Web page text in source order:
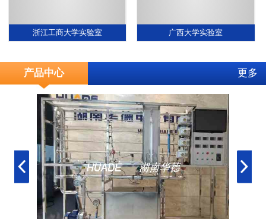
浙江工商大学实验室 广西大学实验室
产品中心 更多